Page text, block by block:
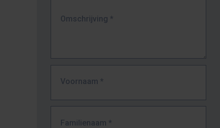
Omschrijving *
Voornaam *
Familienaam *